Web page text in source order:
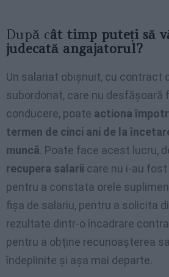
După cât timp puteți să
judecată angajatorul?
Un salariat obișnuit, cu contract
subordonat, care nu desfășoară
conducere, poate actiona
termen de cinci ani de la
muncă. Poate face acest lucru,
recupera salarii care nu i-au
pentru a constata orele
fișa de salariu, pentru a solicita
rezultate dintr-o încadrare
pentru a obține recunoașterea
îndeplinite și așa mai departe.